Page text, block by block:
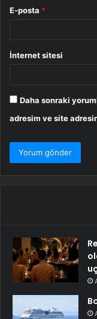
E-posta *
İnternet sitesi
Daha sonraki
adresim ve site